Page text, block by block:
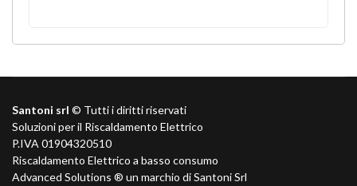
Santoni srl © Tutti i diritti riservati
Soluzioni per il Riscaldamento Elettrico
P.IVA 01904320510
Riscaldamento Elettrico a basso consumo
Advanced Solutions ® un marchio di Santoni Srl